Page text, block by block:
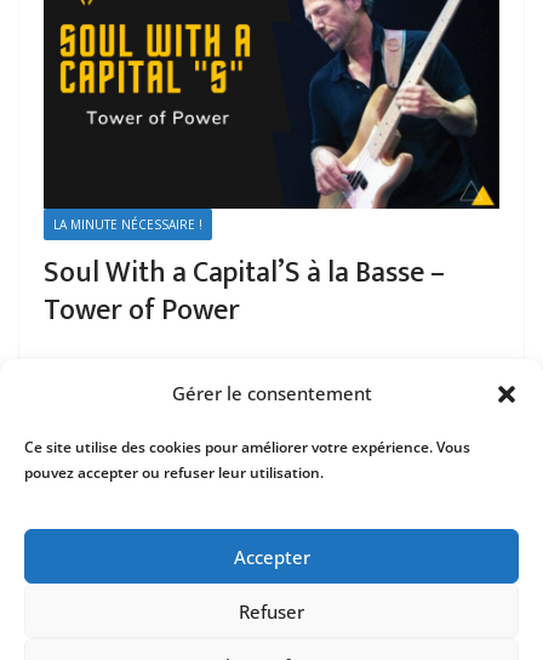
Gérer le consentement
Ce site utilise des cookies pour améliorer votre expérience. Vous
pouvez accepter ou refuser leur utilisation.
Accepter
Refuser
LA MINUTE NÉCESSAIRE !
Soul With a Capital’S à la Basse –
Tower of Power